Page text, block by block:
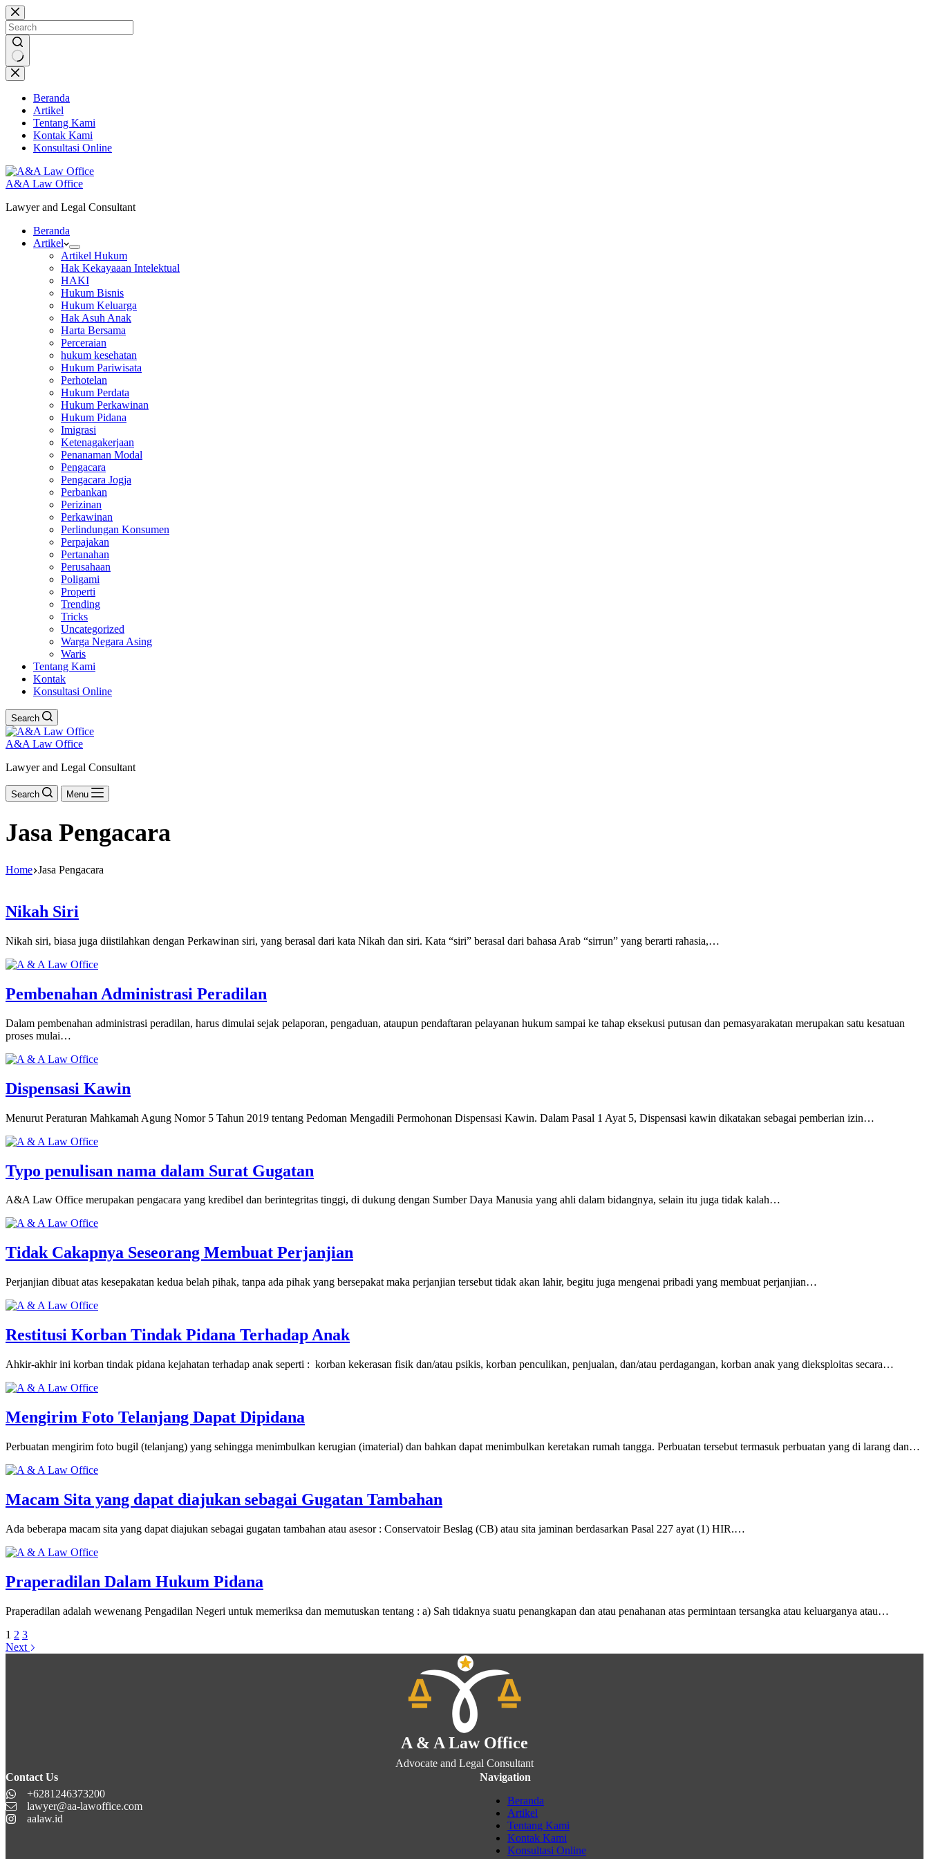
Skip
to
content
No
results
Beranda
Artikel
Tentang Kami
Kontak Kami
Konsultasi Online
A&A Law Office
Lawyer and Legal Consultant
Beranda
Artikel
Artikel Hukum
Hak Kekayaaan Intelektual
HAKI
Hukum Bisnis
Hukum Keluarga
Hak Asuh Anak
Harta Bersama
Perceraian
hukum kesehatan
Hukum Pariwisata
Perhotelan
Hukum Perdata
Hukum Perkawinan
Hukum Pidana
Imigrasi
Ketenagakerjaan
Penanaman Modal
Pengacara
Pengacara Jogja
Perbankan
Perizinan
Perkawinan
Perlindungan Konsumen
Perpajakan
Pertanahan
Perusahaan
Poligami
Properti
Trending
Tricks
Uncategorized
Warga Negara Asing
Waris
Tentang Kami
Kontak
Konsultasi Online
Search
A&A Law Office
Lawyer and Legal Consultant
Search Menu
Jasa Pengacara
Home Jasa Pengacara
Nikah Siri
Nikah siri, biasa juga diistilahkan dengan Perkawinan siri, yang berasal dari kata Nikah dan siri. Kata “siri” berasal dari bahasa Arab “sirrun” yang berarti rahasia,…
Pembenahan Administrasi Peradilan
Dalam pembenahan administrasi peradilan, harus dimulai sejak pelaporan, pengaduan, ataupun pendaftaran pelayanan hukum sampai ke tahap eksekusi putusan dan pemasyarakatan merupakan satu kesatuan
proses mulai…
Dispensasi Kawin
Menurut Peraturan Mahkamah Agung Nomor 5 Tahun 2019 tentang Pedoman Mengadili Permohonan Dispensasi Kawin. Dalam Pasal 1 Ayat 5, Dispensasi kawin dikatakan sebagai pemberian izin…
Typo penulisan nama dalam Surat Gugatan
A&A Law Office merupakan pengacara yang kredibel dan berintegritas tinggi, di dukung dengan Sumber Daya Manusia yang ahli dalam bidangnya, selain itu juga tidak kalah…
Tidak Cakapnya Seseorang Membuat Perjanjian
Perjanjian dibuat atas kesepakatan kedua belah pihak, tanpa ada pihak yang bersepakat maka perjanjian tersebut tidak akan lahir, begitu juga mengenai pribadi yang membuat perjanjian…
Restitusi Korban Tindak Pidana Terhadap Anak
Ahkir-akhir ini korban tindak pidana kejahatan terhadap anak seperti : korban kekerasan fisik dan/atau psikis, korban penculikan, penjualan, dan/atau perdagangan, korban anak yang dieksploitas secara…
Mengirim Foto Telanjang Dapat Dipidana
Perbuatan mengirim foto bugil (telanjang) yang sehingga menimbulkan kerugian (imaterial) dan bahkan dapat menimbulkan keretakan rumah tangga. Perbuatan tersebut termasuk perbuatan yang di larang dan…
Macam Sita yang dapat diajukan sebagai Gugatan Tambahan
Ada beberapa macam sita yang dapat diajukan sebagai gugatan tambahan atau asesor : Conservatoir Beslag (CB) atau sita jaminan berdasarkan Pasal 227 ayat (1) HIR.…
Praperadilan Dalam Hukum Pidana
Praperadilan adalah wewenang Pengadilan Negeri untuk memeriksa dan memutuskan tentang : a) Sah tidaknya suatu penangkapan dan atau penahanan atas permintaan tersangka atau keluarganya atau…
1 2 3
Next
A & A Law Office
Advocate and Legal Consultant
Contact Us
+6281246373200
lawyer@aa-lawoffice.com
aalaw.id
Navigation
Beranda
Artikel
Tentang Kami
Kontak Kami
Konsultasi Online